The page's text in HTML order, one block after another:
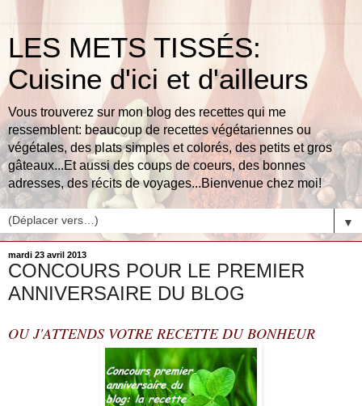
LES METS TISSÉS:
Cuisine d'ici et d'ailleurs
Vous trouverez sur mon blog des recettes qui me
ressemblent: beaucoup de recettes végétariennes ou
végétales, des plats simples et colorés, des petits et gros
gâteaux...Et aussi des coups de coeurs, des bonnes
adresses, des récits de voyages...Bienvenue chez moi!
▼
mardi 23 avril 2013
CONCOURS POUR LE PREMIER
ANNIVERSAIRE DU BLOG
OU J'ATTENDS VOTRE RECETTE DU BONHEUR